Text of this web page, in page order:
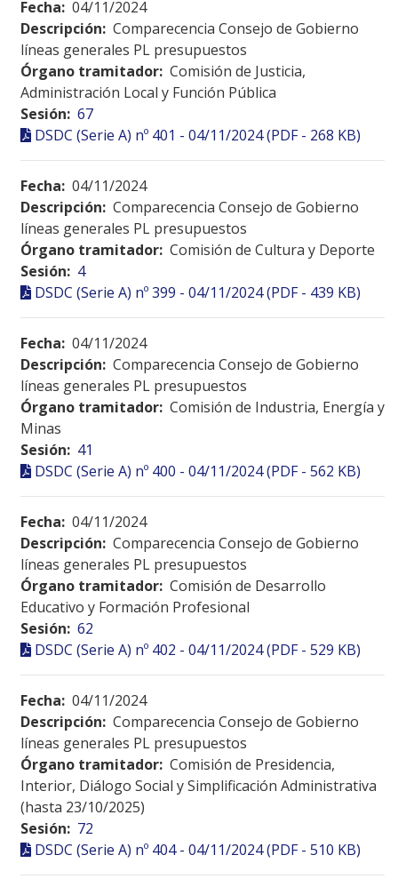
Fecha: 04/11/2024
Descripción: Comparecencia Consejo de Gobierno
líneas generales PL presupuestos
Órgano tramitador: Comisión de Justicia,
Administración Local y Función Pública
Sesión: 67
DSDC (Serie A) nº 401 - 04/11/2024 (PDF - 268 KB)
Fecha: 04/11/2024
Descripción: Comparecencia Consejo de Gobierno
líneas generales PL presupuestos
Órgano tramitador: Comisión de Cultura y Deporte
Sesión: 4
DSDC (Serie A) nº 399 - 04/11/2024 (PDF - 439 KB)
Fecha: 04/11/2024
Descripción: Comparecencia Consejo de Gobierno
líneas generales PL presupuestos
Órgano tramitador: Comisión de Industria, Energía y
Minas
Sesión: 41
DSDC (Serie A) nº 400 - 04/11/2024 (PDF - 562 KB)
Fecha: 04/11/2024
Descripción: Comparecencia Consejo de Gobierno
líneas generales PL presupuestos
Órgano tramitador: Comisión de Desarrollo
Educativo y Formación Profesional
Sesión: 62
DSDC (Serie A) nº 402 - 04/11/2024 (PDF - 529 KB)
Fecha: 04/11/2024
Descripción: Comparecencia Consejo de Gobierno
líneas generales PL presupuestos
Órgano tramitador: Comisión de Presidencia,
Interior, Diálogo Social y Simplificación Administrativa
(hasta 23/10/2025)
Sesión: 72
DSDC (Serie A) nº 404 - 04/11/2024 (PDF - 510 KB)